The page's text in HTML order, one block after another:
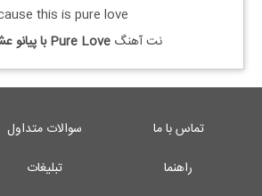
this is pure love
نت آهنگPure Love با پیانو
تماس با ما
سوالات متداول
راهنما
تبلیغات